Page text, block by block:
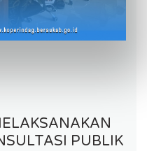
PUBLIK